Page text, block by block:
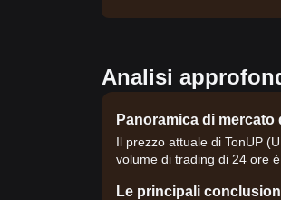
Analisi
Panoramica di mercato
Il prezzo attuale di TonUP
volume di trading di 24 ore è
Le principali